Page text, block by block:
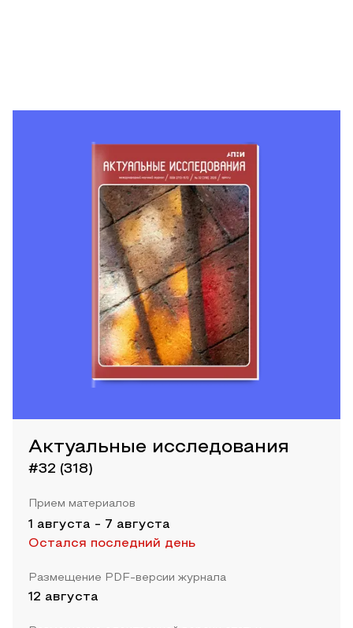
Актуальные исследования
#32 (318)
Прием материалов
1 августа - 7 августа
Остался последний день
Размещение PDF-версии журнала
12 августа